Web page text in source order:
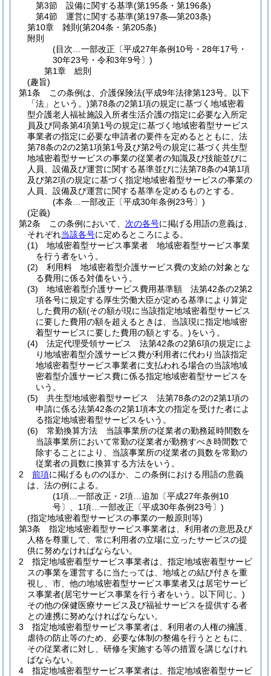
第3節
設備に関する基準(第195条・第196条)
第4節
運営に関する基準(第197条―第203条)
第10章
雑則 (第204条・第205条)
附則
(目次…一部改正〔平成27年条例10号・28年17号・
30年23号・令和3年9号〕)
第1章
総則
(趣旨)
第1条
この条例は、介護保険法(平成9年法律第123号。以下
「法」という。)第78条の2第1項の規定に基づく地域密着
型介護老人福祉施設入所者生活介護の指定に必要な入所定
員及び同条第4項第1号の規定に基づく地域密着型サービス
事業者の指定に必要な申請者の要件を定めるとともに、法
第78条の2の2第1項第1号及び第2号の規定に基づく共生型
地域密着型サービスの事業の従業者の知識及び技能並びに
人員、設備及び運営に関する基準並びに法第78条の4第1項
及び第2項の規定に基づく指定地域密着型サービスの事業の
人員、設備及び運営に関する基準を定めるものとする。
(本条…一部改正〔平成30年条例23号〕)
(定義)
第2条
この条例において、 次の各号に掲げる用語の意義は、
それぞれ当該各号に定めるところによる。
(1)
地域密着型サービス事業者 地域密着型サービス事業
を行う者をいう。
(2)
利用料 地域密着型介護サービス費の支給の対象とな
る費用に係る対価をいう。
(3)
地域密着型介護サービス費用基準額 法第42条の2第2
項各号に規定する厚生労働大臣が定める基準により算定
した費用の額(その額が現に当該指定地域密着型サービス
に要した費用の額を超えるときは、当該現に指定地域密
着型サービスに要した費用の額とする。)をいう。
(4)
法定代理受領サービス 法第42条の2第6項の規定によ
り地域密着型介護サービス費が利用者に代わり当該指定
地域密着型サービス事業者に支払われる場合の当該地域
密着型介護サービス費に係る指定地域密着型サービスを
いう。
(5)
共生型地域密着型サービス 法第78条の2の2第1項の
申請に係る法第42条の2第1項本文の指定を受けた者によ
る指定地域密着型サービスをいう。
(6)
常勤換算方法 当該事業所の従業者の勤務延時間数を
当該事業所において常勤の従業者が勤務すべき時間数で
除することにより、当該事業所の従業者の員数を常勤の
従業者の員数に換算する方法をいう。
2
前項に掲げるもののほか、この条例における用語の意義
は、法の例による。
(1項…一部改正・2項…追加〔平成27年条例10
号〕、1項…一部改正〔平成30年条例23号〕)
(指定地域密着型サービスの事業の一般原則等)
第3条
指定地域密着型サービス事業者は、利用者の意思及び
人格を尊重して、常に利用者の立場に立ったサービスの提
供に努めなければならない。
2
指定地域密着型サービス事業者は、指定地域密着型サービ
スの事業を運営するに当たっては、地域との結び付きを重
視し、市、他の地域密着型サービス事業者又は居宅サービ
ス事業者(居宅サービス事業を行う者をいう。以下同じ。)
その他の保健医療サービス及び福祉サービスを提供する者
との連携に努めなければならない。
3
指定地域密着型サービス事業者は、利用者の人権の擁護、
虐待の防止等のため、必要な体制の整備を行うとともに、
その従業者に対し、研修を実施する等の措置を講じなけれ
ばならない。
4
指定地域密着型サービス事業者は、指定地域密着型サービ